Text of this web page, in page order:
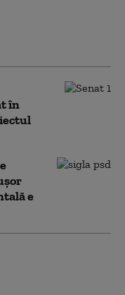
în
e